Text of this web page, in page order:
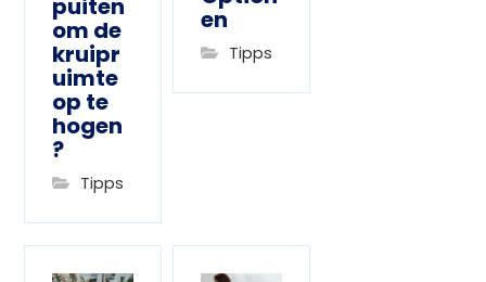
puiten
om de
kruipr
uimte
op te
hogen
?
Tipps
en
Tipps